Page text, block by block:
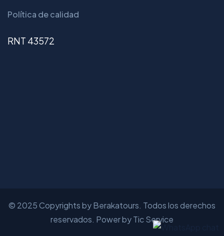
Política de calidad
RNT 43572
© 2025 Copyrights by Berakatours. Todos los derechos
reservados. Power by Tic Service